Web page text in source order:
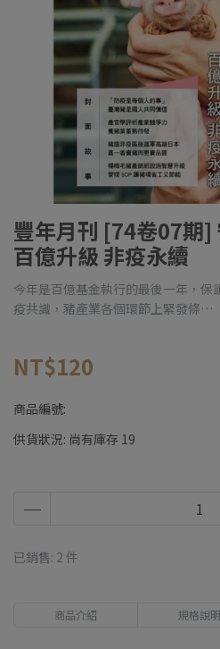
豐年月刊 [74卷07期]
百億升級 非疫永續
今年是百億基金執行的最後一年，保
疫共識，豬產業各個環節上緊發條…
NT$120
商品編號:
供貨狀況: 尚有庫存 19
已銷售: 2 件
商品介紹 規格說明